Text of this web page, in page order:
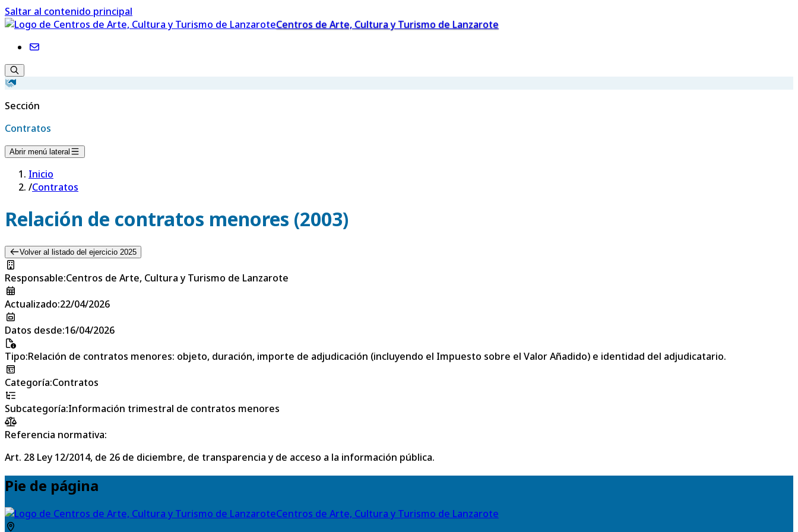
Saltar al contenido principal
Centros de Arte, Cultura y Turismo de Lanzarote
Sección
Contratos
Abrir menú lateral
Inicio
/Contratos
Relación de contratos menores (2003)
Volver al listado del ejercicio 2025
Responsable:Centros de Arte, Cultura y Turismo de Lanzarote
Actualizado:22/04/2026
Datos desde:16/04/2026
Tipo:Relación de contratos menores: objeto, duración, importe de adjudicación (incluyendo el Impuesto sobre el Valor Añadido) e identidad del adjudicatario.
Categoría:Contratos
Subcategoría:Información trimestral de contratos menores
Referencia normativa:
Art. 28 Ley 12/2014, de 26 de diciembre, de transparencia y de acceso a la información pública.
Pie de página
Centros de Arte, Cultura y Turismo de Lanzarote